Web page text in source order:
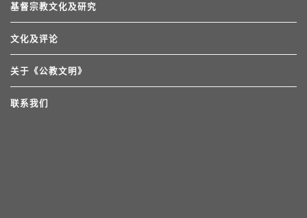
基督宗教文化及研究
文化及评论
关于《公教文明》
联系我们